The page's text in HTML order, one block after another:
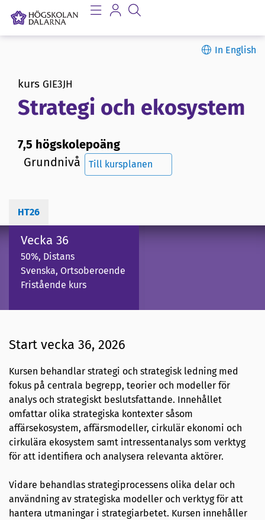
In English
kurs GIE3JH
Strategi och ekosystem
7,5 högskolepoäng
Grundnivå
Till kursplanen
HT26
Vecka 36
50%, Distans
Svenska, Ortsoberoende
Fristående kurs
Start vecka 36, 2026
Kursen behandlar strategi och strategisk ledning med
fokus på centrala begrepp, teorier och modeller för
analys och strategiskt beslutsfattande. Innehållet
omfattar olika strategiska kontexter såsom
affärsekosystem, affärsmodeller, cirkulär ekonomi och
cirkulära ekosystem samt intressentanalys som verktyg
för att identifiera och analysera relevanta aktörer.
Vidare behandlas strategiprocessens olika delar och
användning av strategiska modeller och verktyg för att
hantera utmaningar i strategiarbetet. Kursen innehåller